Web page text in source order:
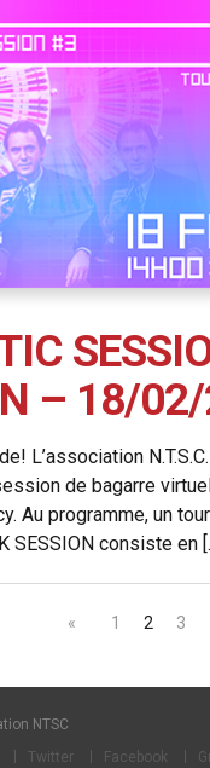
– 18/
L’association
de bagarre
Au programme, un
SESSION consiste en
« 1 2 3
NTSC
Twitter Facebook